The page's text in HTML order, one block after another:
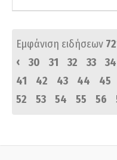
Εμφάνιση ειδήσεων
‹
30 31 32 33 34
41
42 43 44 45
52
53 54 55 56